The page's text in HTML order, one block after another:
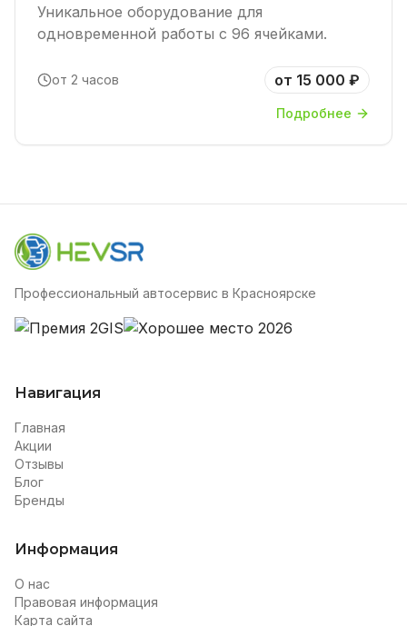
Уникальное оборудование для
одновременной работы с 96 ячейками.
от 2 часов от 15 000 ₽
Подробнее
Профессиональный автосервис в Красноярске
Навигация
Главная
Акции
Отзывы
Блог
Бренды
Информация
О нас
Правовая информация
Карта сайта